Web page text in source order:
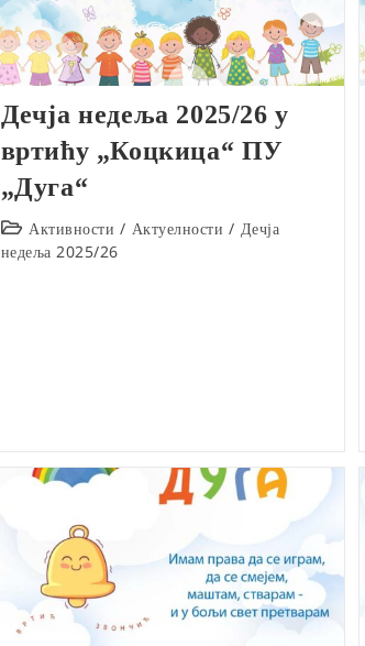
Дечја недеља 2025/26 у
вртићу „Коцкица“ ПУ
„Дуга“
Post
category:
Активности / Актуелности / Дечја
недеља 2025/26